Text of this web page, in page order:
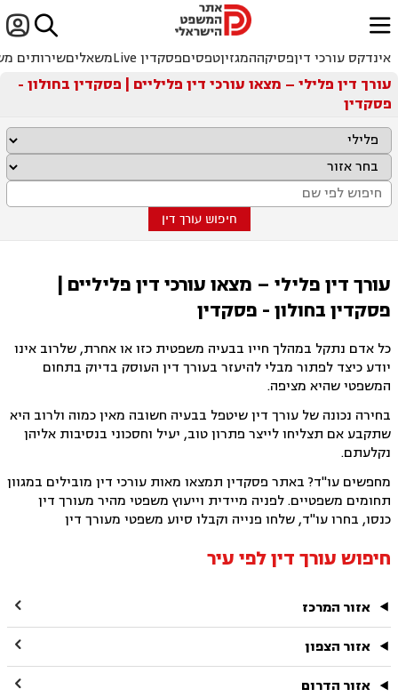

ﱐ
אינדקס עורכי דיןפסיקההמגזיןטפסיםפסקדין Live משאליםשירותים
עורך דין פלילי – מצאו עורכי דין פליליים | פסקדין בחולון -
פסקדין
חיפוש עורך דין
עורך דין פלילי – מצאו עורכי דין פליליים |
פסקדין בחולון - פסקדין
כל אדם נתקל במהלך חייו בבעיה משפטית כזו או אחרת, שלרוב אינו
יודע כיצד לפתור מבלי להיעזר בעורך דין העוסק בדיוק בתחום
המשפטי שהיא מציפה.
בחירה נכונה של עורך דין שיטפל בבעיה חשובה מאין כמוה ולרוב היא
שתקבע אם תצליחו לייצר פתרון טוב, יעיל וחסכוני בנסיבות אליהן
נקלעתם.
מחפשים עו"ד? באתר פסקדין תמצאו מאות עורכי דין מובילים במגוון
תחומים משפטיים. לפניה מיידית וייעוץ משפטי מהיר מעורך דין
כנסו, בחרו עו"ד, שלחו פנייה וקבלו סיוע משפטי מעורך דין
חיפוש עורך דין לפי עיר
אזור המרכז 
אזור הצפון 
אזור הדרום 